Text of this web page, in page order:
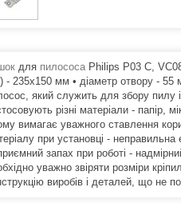
для пилососа Philips P03 C,
- 235х150 мм • діаметр отвору - 55
який служить для збору пилу і
різні матеріали - папір,
вимагає уважного ставлення
при установці -
запах при роботі -
уважно звіряти розміри
виробів і деталей, що не